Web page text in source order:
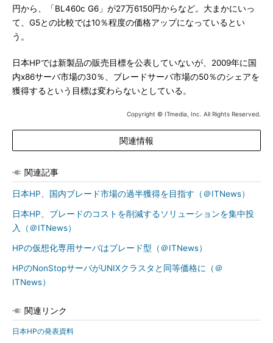
円から、「BL460c G6」が27万6150円からなど。大まかにいっ
て、G5との比較では10％程度の価格アップになっているとい
う。
日本HPでは新製品の販売目標を公表していないが、2009年に国
内x86サーバ市場の30％、ブレードサーバ市場の50％のシェアを
獲得するという目標は変わらないとしている。
Copyright © ITmedia, Inc. All Rights Reserved.
関連情報
関連記事
日本HP、国内ブレード市場の過半獲得を目指す（＠ITNews）
日本HP、ブレードのコストを削減するソリューションを集中投
入（＠ITNews）
HPの仮想化専用サーバはブレード型（＠ITNews）
HPのNonStopサーバがUNIXクラスタと同等価格に（＠
ITNews）
関連リンク
日本HPの発表資料